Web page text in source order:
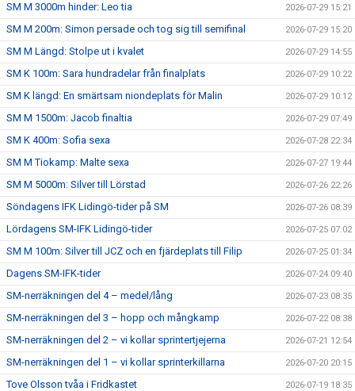
SM M 3000m hinder: Leo tia 2026-07-29 15:21
SM M 200m: Simon persade och tog sig till semifinal 2026-07-29 15:20
SM M Längd: Stolpe ut i kvalet 2026-07-29 14:55
SM K 100m: Sara hundradelar från finalplats 2026-07-29 10:22
SM K längd: En smärtsam niondeplats för Malin 2026-07-29 10:12
SM M 1500m: Jacob finaltia 2026-07-29 07:49
SM K 400m: Sofia sexa 2026-07-28 22:34
SM M Tiokamp: Malte sexa 2026-07-27 19:44
SM M 5000m: Silver till Lörstad 2026-07-26 22:26
Söndagens IFK Lidingö-tider på SM 2026-07-26 08:39
Lördagens SM-IFK Lidingö-tider 2026-07-25 07:02
SM M 100m: Silver till JCZ och en fjärdeplats till Filip 2026-07-25 01:34
Dagens SM-IFK-tider 2026-07-24 09:40
SM-nerräkningen del 4 – medel/lång 2026-07-23 08:35
SM-nerräkningen del 3 – hopp och mångkamp 2026-07-22 08:38
SM-nerräkningen del 2 – vi kollar sprintertjejerna 2026-07-21 12:54
SM-nerräkningen del 1 – vi kollar sprinterkillarna 2026-07-20 20:15
Tove Olsson tvåa i Fridkastet 2026-07-19 18:35